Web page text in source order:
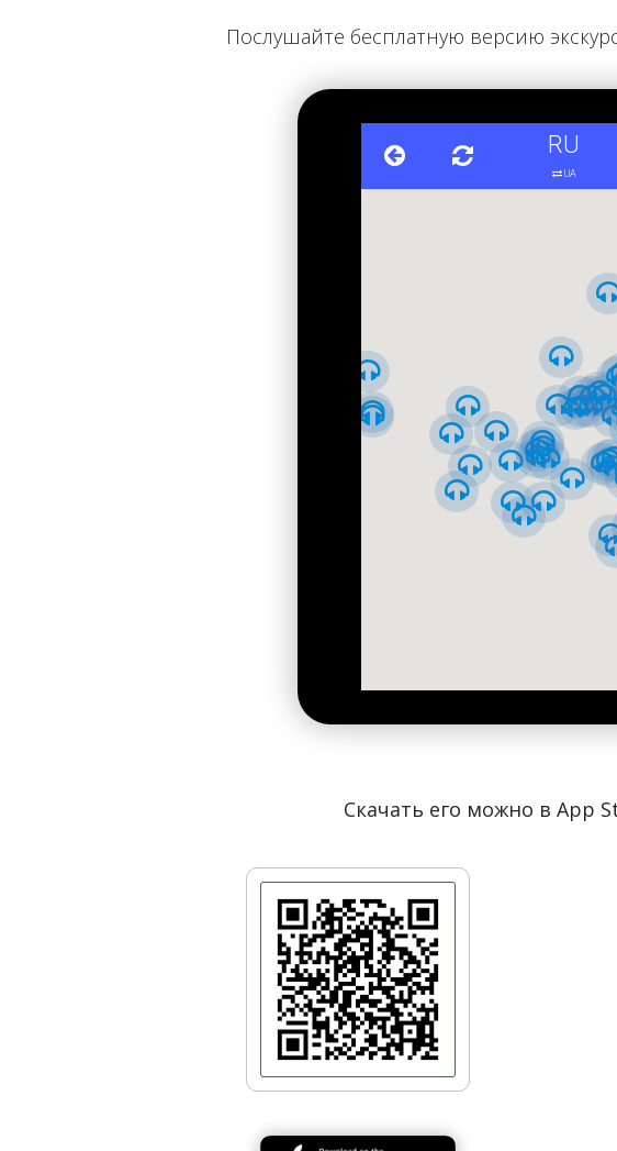
От ЖД
От Крещатика до Лавры по
От
Послушайте бесплатную версию
Скачать его можно в App